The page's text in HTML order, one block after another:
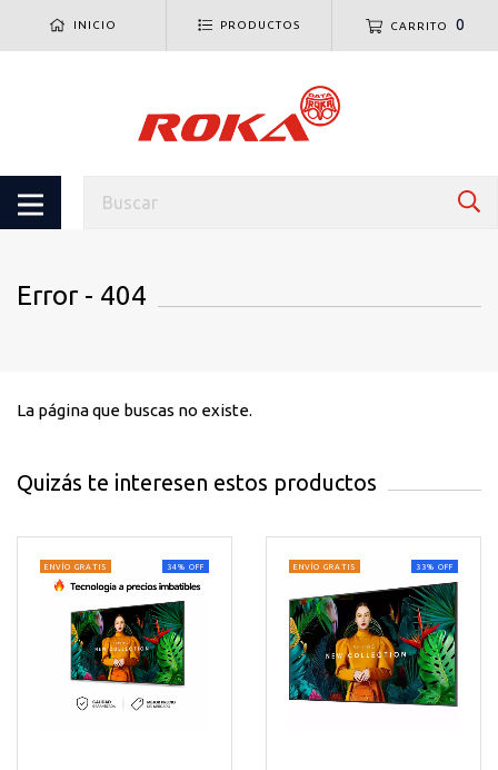
INICIO PRODUCTOS CARRITO 0
Error - 404
La página que buscas no existe.
Quizás te interesen estos productos
34% OFF
ENVÍO GRATIS 33% OFF
ENVÍO GRATIS